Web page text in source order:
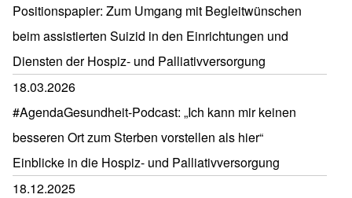
Positionspapier: Zum Umgang mit Begleitwünschen
beim assistierten Suizid in den Einrichtungen und
Diensten der Hospiz- und Palliativversorgung
18.03.2026
#AgendaGesundheit-Podcast: „Ich kann mir keinen
besseren Ort zum Sterben vorstellen als hier“
Einblicke in die Hospiz- und Palliativversorgung
18.12.2025